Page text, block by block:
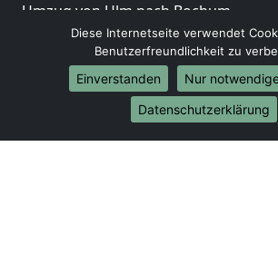
Umzug von Ulm nach Bochum
Umzug von Ulm nach Wuppertal
Umzug von Ulm nach Bielefeld
Umzug von Ulm nach Bonn
Umzug von Ulm nach Münster
Diese Internetseite verwendet
Benutzerfreundlichkeit zu
Einverstanden
Nur
Datenschutzerklärung